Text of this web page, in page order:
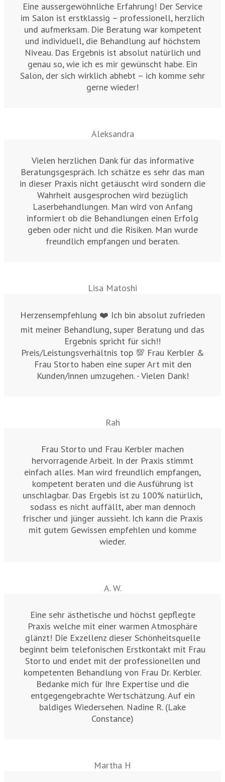
Eine aussergewöhnliche Erfahrung! Der Service
im Salon ist erstklassig – professionell, herzlich
und aufmerksam. Die Beratung war kompetent
und individuell, die Behandlung auf höchstem
Niveau. Das Ergebnis ist absolut natürlich und
genau so, wie ich es mir gewünscht habe. Ein
Salon, der sich wirklich abhebt – ich komme sehr
gerne wieder!
Aleksandra
Vielen herzlichen Dank für das informative
Beratungsgespräch. Ich schätze es sehr das man
in dieser Praxis nicht getäuscht wird sondern die
Wahrheit ausgesprochen wird bezüglich
Laserbehandlungen. Man wird von Anfang
informiert ob die Behandlungen einen Erfolg
geben oder nicht und die Risiken. Man wurde
freundlich empfangen und beraten.
Lisa Matoshi
Herzensempfehlung ❤️ Ich bin absolut zufrieden
mit meiner Behandlung, super Beratung und das
Ergebnis spricht für sich!!
Preis/Leistungsverhältnis top 💯 Frau Kerbler &
Frau Storto haben eine super Art mit den
Kunden/innen umzugehen. - Vielen Dank!
Rah
Frau Storto und Frau Kerbler machen
hervorragende Arbeit. In der Praxis stimmt
einfach alles. Man wird freundlich empfangen,
kompetent beraten und die Ausführung ist
unschlagbar. Das Ergebis ist zu 100% natürlich,
sodass es nicht auffällt, aber man dennoch
frischer und jünger aussieht. Ich kann die Praxis
mit gutem Gewissen empfehlen und komme
wieder.
A. W.
Eine sehr ästhetische und höchst gepflegte
Praxis welche mit einer warmen Atmosphäre
glänzt! Die Exzellenz dieser Schönheitsquelle
beginnt beim telefonischen Erstkontakt mit Frau
Storto und endet mit der professionellen und
kompetenten Behandlung von Frau Dr. Kerbler.
Bedanke mich für Ihre Expertise und die
entgegengebrachte Wertschätzung. Auf ein
baldiges Wiedersehen. Nadine R. (Lake
Constance)
Martha H